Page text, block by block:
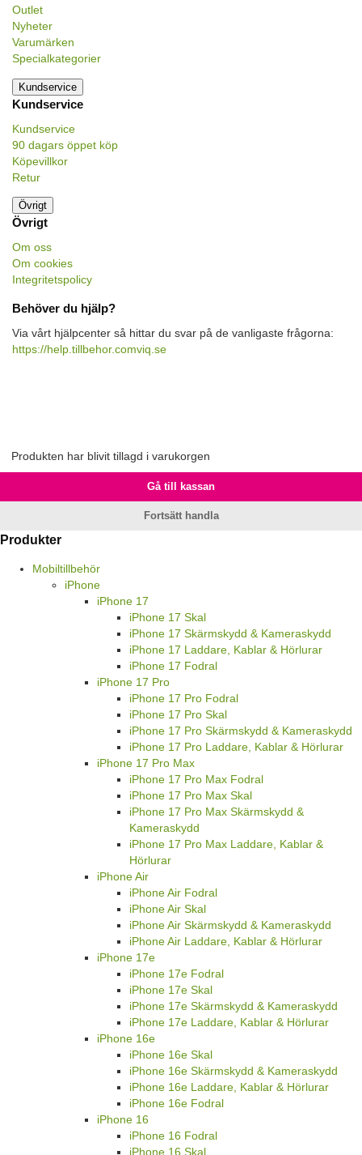
Outlet
Nyheter
Varumärken
Specialkategorier
Kundservice
Kundservice
Kundservice
90 dagars öppet köp
Köpevillkor
Retur
Övrigt
Övrigt
Om oss
Om cookies
Integritetspolicy
Behöver du hjälp?
Via vårt hjälpcenter så hittar du svar på de vanligaste frågorna:
https://help.tillbehor.comviq.se
Produkten har blivit tillagd i varukorgen
Gå till kassan
Fortsätt handla
Produkter
Mobiltillbehör
iPhone
iPhone 17
iPhone 17 Skal
iPhone 17 Skärmskydd & Kameraskydd
iPhone 17 Laddare, Kablar & Hörlurar
iPhone 17 Fodral
iPhone 17 Pro
iPhone 17 Pro Fodral
iPhone 17 Pro Skal
iPhone 17 Pro Skärmskydd & Kameraskydd
iPhone 17 Pro Laddare, Kablar & Hörlurar
iPhone 17 Pro Max
iPhone 17 Pro Max Fodral
iPhone 17 Pro Max Skal
iPhone 17 Pro Max Skärmskydd &
Kameraskydd
iPhone 17 Pro Max Laddare, Kablar &
Hörlurar
iPhone Air
iPhone Air Fodral
iPhone Air Skal
iPhone Air Skärmskydd & Kameraskydd
iPhone Air Laddare, Kablar & Hörlurar
iPhone 17e
iPhone 17e Fodral
iPhone 17e Skal
iPhone 17e Skärmskydd & Kameraskydd
iPhone 17e Laddare, Kablar & Hörlurar
iPhone 16e
iPhone 16e Skal
iPhone 16e Skärmskydd & Kameraskydd
iPhone 16e Laddare, Kablar & Hörlurar
iPhone 16e Fodral
iPhone 16
iPhone 16 Fodral
iPhone 16 Skal